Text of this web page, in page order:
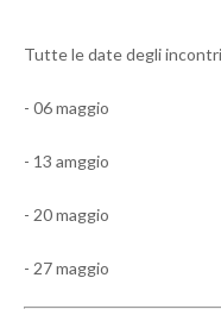
Tutte le date degli
- 06 maggio
- 13 amggio
- 20 maggio
- 27 maggio